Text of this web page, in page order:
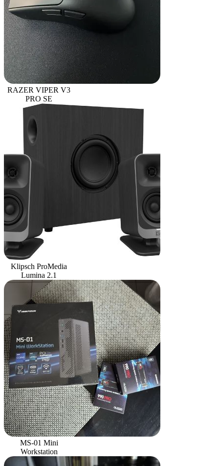
RAZER VIPER V3
PRO SE
Klipsch ProMedia
Lumina 2.1
MS-01 Mini
Workstation